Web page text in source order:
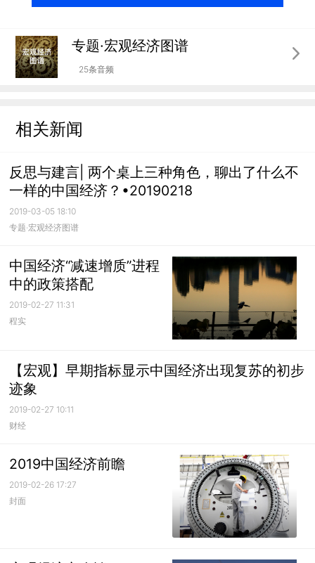
专题·宏观经济图谱
25条音频
相关新闻
反思与建言| 两个桌上三种角色，聊出了什么不
一样的中国经济？•20190218
2019-03-05 18:10
专题·宏观经济图谱
中国经济“减速增质”进程
中的政策搭配
2019-02-27 11:31
程实
【宏观】早期指标显示中国经济出现复苏的初步
迹象
2019-02-27 10:11
财经
2019中国经济前瞻
2019-02-26 17:27
封面